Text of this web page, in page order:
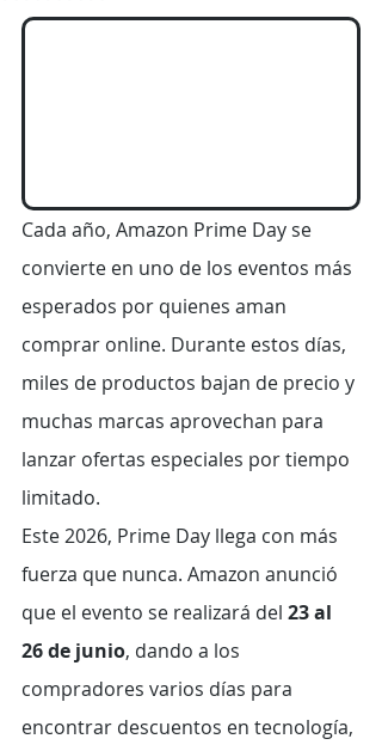
Cada año, Amazon Prime Day se
convierte en uno de los eventos más
esperados por quienes aman
comprar online. Durante estos días,
miles de productos bajan de precio y
muchas marcas aprovechan para
lanzar ofertas especiales por tiempo
limitado.
Este 2026, Prime Day llega con más
fuerza que nunca. Amazon anunció
que el evento se realizará del 23 al
26 de junio, dando a los
compradores varios días para
encontrar descuentos en tecnología,